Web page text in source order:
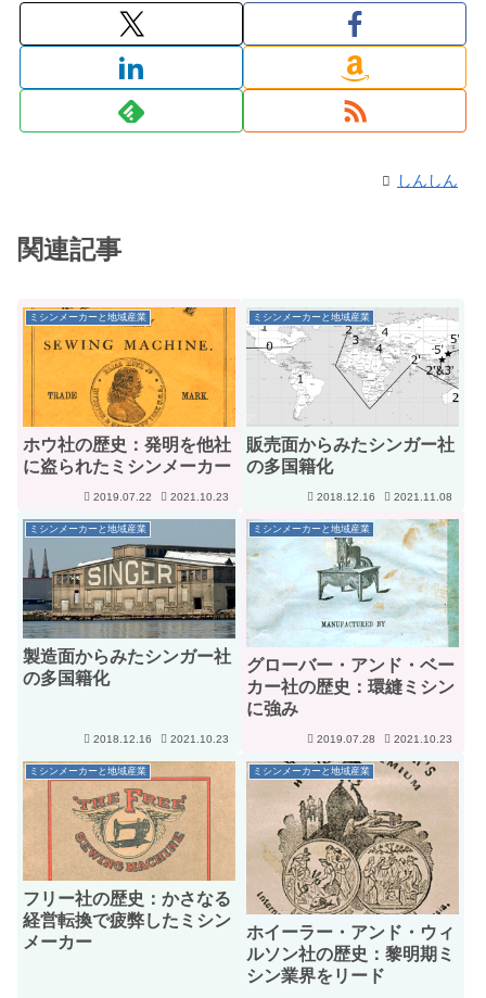
しんしん
関連記事
ミシンメーカーと地域産業
ホウ社の歴史：発明を他社
に盗られたミシンメーカー
2019.07.22 2021.10.23
ミシンメーカーと地域産業
販売面からみたシンガー社
の多国籍化
2018.12.16 2021.11.08
ミシンメーカーと地域産業
製造面からみたシンガー社
の多国籍化
2018.12.16 2021.10.23
ミシンメーカーと地域産業
グローバー・アンド・ベー
カー社の歴史：環縫ミシン
に強み
2019.07.28 2021.10.23
ミシンメーカーと地域産業
フリー社の歴史：かさなる
経営転換で疲弊したミシン
メーカー
ミシンメーカーと地域産業
ホイーラー・アンド・ウィ
ルソン社の歴史：黎明期ミ
シン業界をリード